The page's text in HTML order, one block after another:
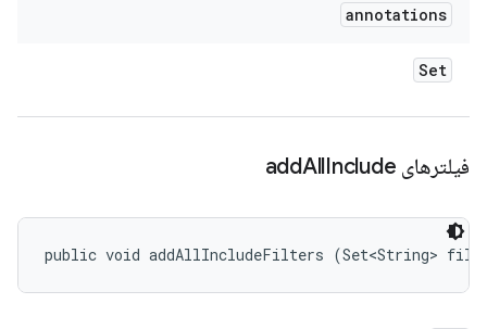
annotations
Set
فیلترهای add AllInclude
public void addAllIncludeFilters (Set<String>